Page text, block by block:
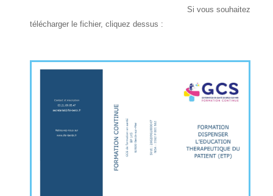
Si vous souhaitez
télécharger le fichier, cliquez dessus :